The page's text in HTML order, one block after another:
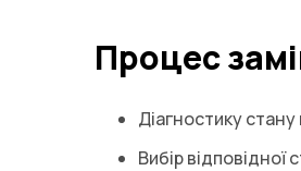
Процес
Діагностику стану
Вибір